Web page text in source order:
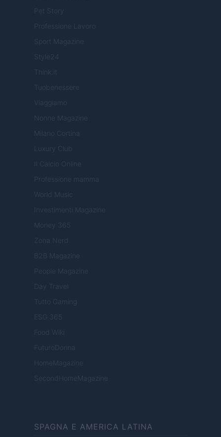
Pet Story
Professione Lavoro
Sport Magazine
Style24
Think.it
Tuobenessere
Viaggiamo
Nonne Magazine
Milano Cortina
Luxury Club
Il Calcio Online
Professione mamma
World Music
Investimenti Magazine
Money 365
Zona Nerd
B2B Magazine
People Magazine
Day Travel
Tutto Gaming
ESG 365
Food Wiki
FuturoDonna
HomeMagazine
SecondHomeMagazine
SPAGNA E AMERICA LATINA